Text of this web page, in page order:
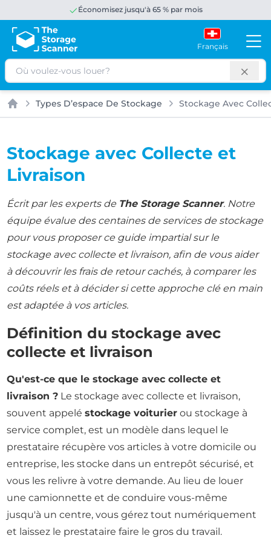
Économisez jusqu'à 65 % par mois
Français
Rechercher
Accueil
Types D’espace De Stockage Stockage Avec
Stockage avec Collecte et
Livraison
Écrit par les experts de The Storage Scanner. Notre
équipe évalue des centaines de services de stockage
pour vous proposer ce guide impartial sur le
stockage avec collecte et livraison, afin de vous aider
à découvrir les frais de retour cachés, à comparer les
coûts réels et à décider si cette approche clé en main
est adaptée à vos articles.
Définition du stockage avec
collecte et livraison
Qu'est-ce que le stockage avec collecte et
livraison ? Le stockage avec collecte et livraison,
souvent appeléstockage voiturier ou stockage à
service complet, est un modèle dans lequel le
prestataire récupère vos articles à votre domicile ou
entreprise, les stocke dans un entrepôt sécurisé, et
vous les relivre à votre demande. Au lieu de louer
une camionnette et de conduire vous-même
jusqu'à un centre, vous gérez tout numériquement
et laissez le prestataire faire le gros du travail.